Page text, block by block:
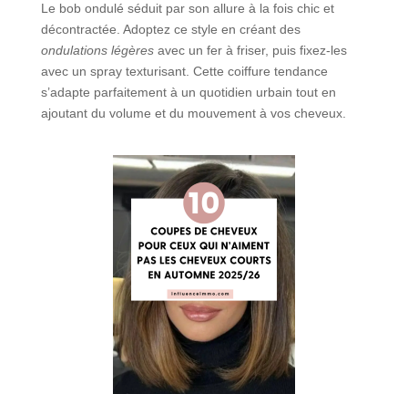
Le bob ondulé séduit par son allure à la fois chic et
décontractée. Adoptez ce style en créant des
ondulations légèresavec un fer à friser, puis fixez-les
avec un spray texturisant. Cette coiffure tendance
s’adapte parfaitement à un quotidien urbain tout en
ajoutant du volume et du mouvement à vos cheveux.